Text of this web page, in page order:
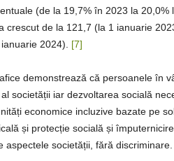
(de la 19,7% în 2023 la
crescut de la 121,7 (la 1 ianuarie
2024). [7]
demonstrează că persoanele în
societății iar dezvoltarea socială
economice incluzive bazate pe
și protecție socială și
aspectele societății, fără discriminare.